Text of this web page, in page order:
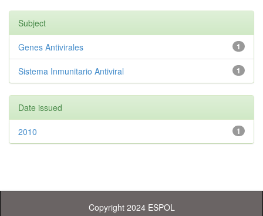
Subject
1
Genes Antivirales
1
Sistema Inmunitario Antiviral
Date issued
1
2010
Copyright 2024 ESPOL